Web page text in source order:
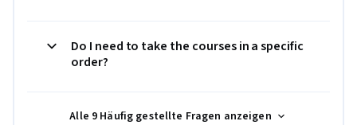
Do I need to take the courses in a specific
order?
Alle 9 Häufig gestellte Fragen anzeigen